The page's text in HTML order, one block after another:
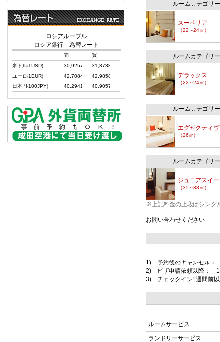
ルームカテゴリー
スーペリア
（22～24㎡）
ルームカテゴリー
デラックス
（22～24㎡）
ルームカテゴリー
エグゼクティヴ
（26㎡）
ルームカテゴリー
ジュニアスイ
（35～38㎡）
※上記料金の上段はシング
お問い合わせください
1) 予約後のキャンセル：
2) ビザ申請依頼以降： 1
3) チェックイン1週間前
ルームサービス
ランドリーサービス
ロシアルーブル
ロシア銀行 為替レート
売
買
米ドル(1USD)
30,9257
31,3788
ユーロ(1EUR)
42,7084
42,9858
日本円(100JPY)
40,2941 40,9057